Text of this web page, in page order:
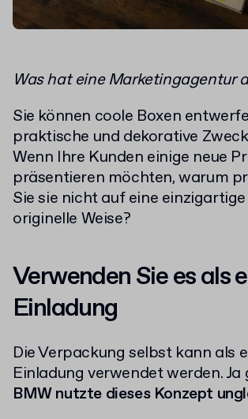
Was hat eine Marketingagentur
Sie können coole Boxen
praktische und dekorative
Wenn Ihre Kunden einige neue
präsentieren möchten, warum
Sie sie nicht auf eine
originelle Weise?
Verwenden Sie es als
Einladung
Die Verpackung selbst kann als
Einladung verwendet werden. Ja
BMW nutzte dieses Konzept